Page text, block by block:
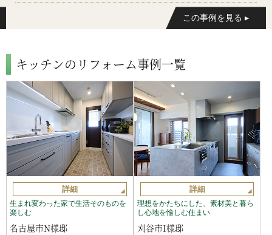
キッチンのリフォーム事例一覧
詳細
生まれ変わった家で生活そのものを
楽しむ
名古屋市N様邸
詳細
理想をかたちにした、素材美と暮ら
し心地を愉しむ住まい
刈谷市I様邸